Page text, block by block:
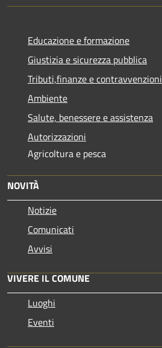
Educazione e formazione
Giustizia e sicurezza pubblica
Tributi,finanze e contravvenzioni
Ambiente
Salute, benessere e assistenza
Autorizzazioni
Agricoltura e pesca
NOVITÀ
Notizie
Comunicati
Avvisi
VIVERE IL COMUNE
Luoghi
Eventi